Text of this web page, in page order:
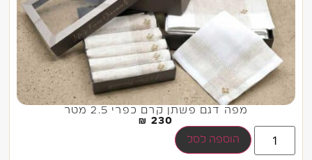
מפה דגם פשתן קרם כפרי 2.5 מטר
230
₪
הוספה לסל